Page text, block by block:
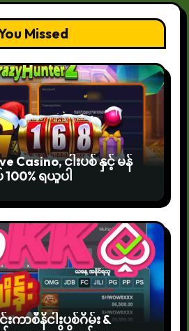
Missed
Casino, ငါးပစ် နှင့် မန်
ရယူပါ
ာစီနိငါးပစ်ဂိမ်း &